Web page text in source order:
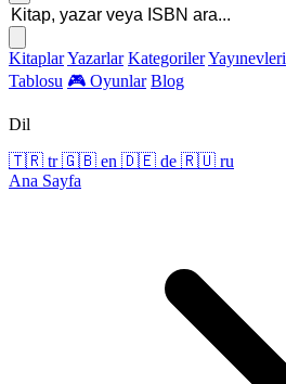
KitaplarYazarlar KategorilerYayınevleri
Tablosu 🎮 Oyunlar Blog
Dil
🇹🇷 tr 🇬🇧 en 🇩🇪 de 🇷🇺 ru
Ana Sayfa